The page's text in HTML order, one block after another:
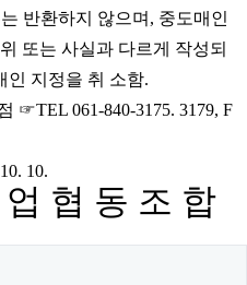
반환하지 않으며, 중도매인
또는 사실과 다르게 작성되
인 지정을 취 소함.
☞TEL 061-840-3175. 3179, F
10.
협 동 조 합